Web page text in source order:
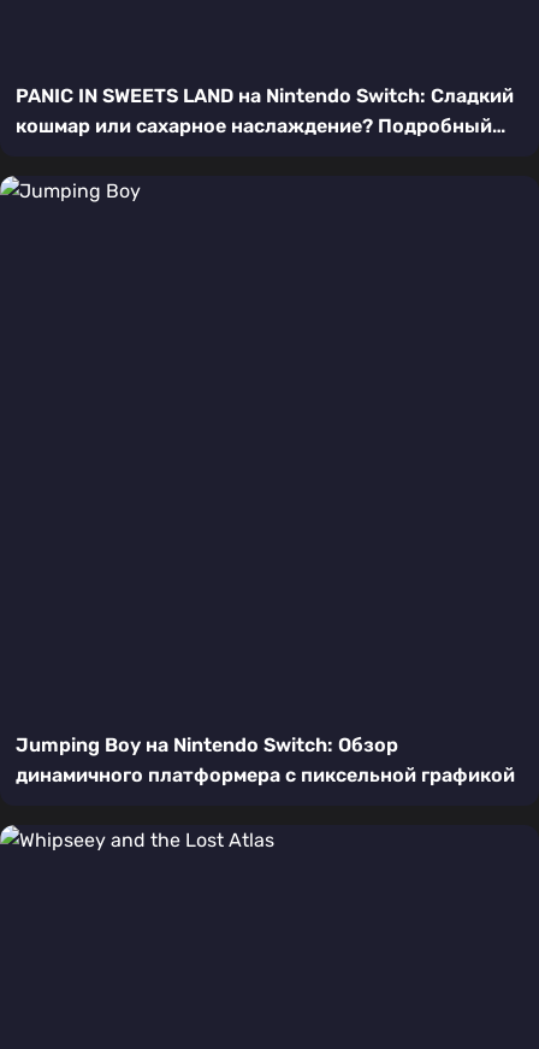
PANIC IN SWEETS LAND на Nintendo Switch: Сладкий
кошмар или сахарное наслаждение? Подробный
Jumping Boy на Nintendo Switch: Обзор
динамичного платформера с пиксельной графикой